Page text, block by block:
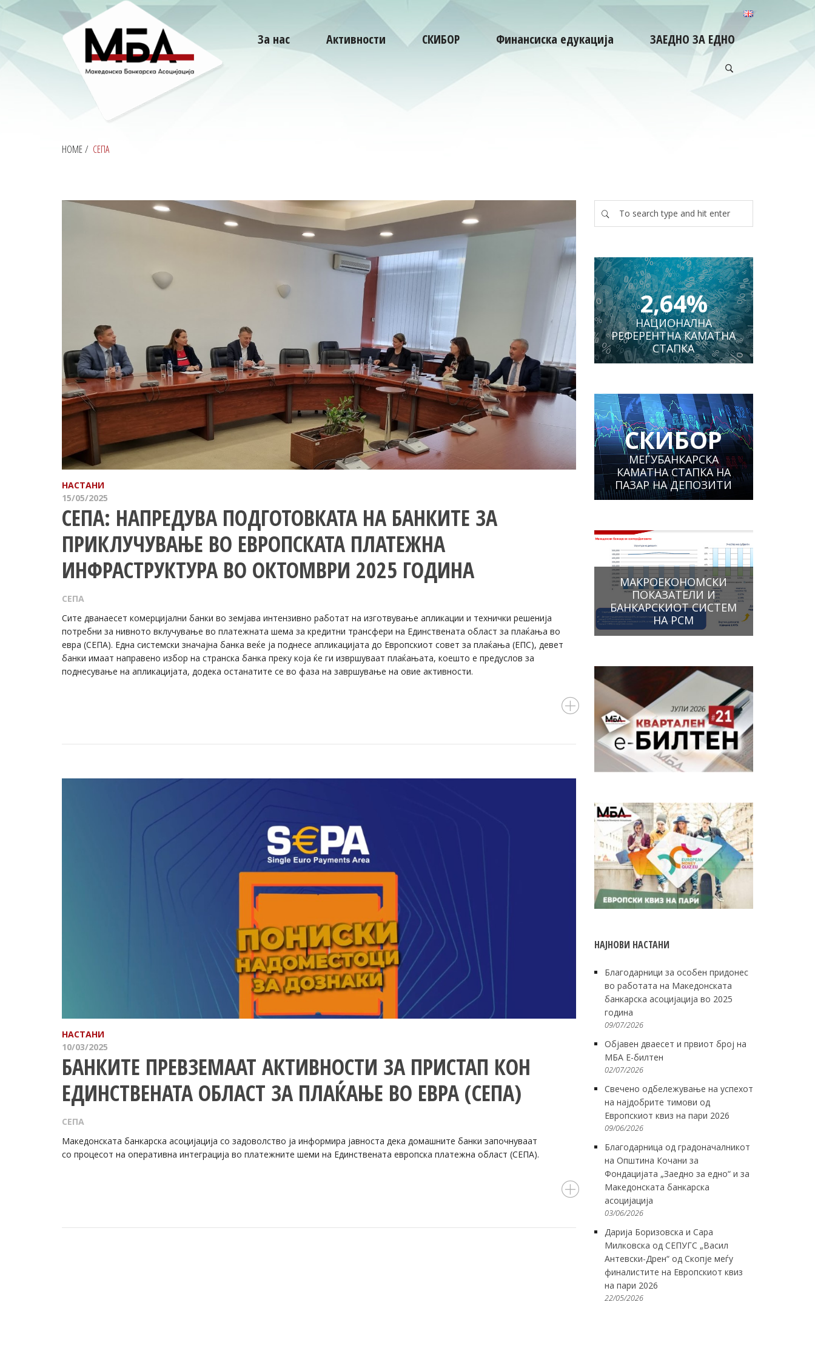
За нас Активности СКИБОР Финансиска едукација ЗАЕДНО ЗА ЕДНО
HOME/ СЕПА
НАСТАНИ
15/05/2025
СЕПА: НАПРЕДУВА ПОДГОТОВКАТА НА БАНКИТЕ ЗА
ПРИКЛУЧУВАЊЕ ВО ЕВРОПСКАТА ПЛАТЕЖНА
ИНФРАСТРУКТУРА ВО ОКТОМВРИ 2025 ГОДИНА
СЕПА
Сите дванаесет комерцијални банки во земјава интензивно работат на изготвување апликации и технички решенија
потребни за нивното вклучување во платежната шема за кредитни трансфери на Единствената област за плаќања во
евра (СЕПА). Една системски значајна банка веќе ја поднесе апликацијата до Европскиот совет за плаќања (ЕПС), девет
банки имаат направено избор на странска банка преку која ќе ги извршуваат плаќањата, коешто е предуслов за
поднесување на апликацијата, додека останатите се во фаза на завршување на овие активности.
НАСТАНИ
10/03/2025
БАНКИТЕ ПРЕВЗЕМААТ АКТИВНОСТИ ЗА ПРИСТАП КОН
ЕДИНСТВЕНАТА ОБЛАСТ ЗА ПЛАЌАЊЕ ВО ЕВРА (СЕПА)
СЕПА
Македонската банкарска асоцијација со задоволство ја информира јавноста дека домашните банки започнуваат
со процесот на оперативна интеграција во платежните шеми на Единствената европска платежна област (СЕПА).
2,64%
НАЦИОНАЛНА
РЕФЕРЕНТНА КАМАТНА
СТАПКА
СКИБОР
МЕЃУБАНКАРСКА
КАМАТНА СТАПКА НА
ПАЗАР НА ДЕПОЗИТИ
МАКРОЕКОНОМСКИ
ПОКАЗАТЕЛИ И
БАНКАРСКИОТ СИСТЕМ
НА РСМ
НАЈНОВИ НАСТАНИ
Благодарници за особен придонес
во работата на Македонската
банкарска асоцијација во 2025
година
09/07/2026
Објавен дваесет и првиот број на
МБА Е-билтен
02/07/2026
Свечено одбележување на успехот
на најдобрите тимови од
Европскиот квиз на пари 2026
09/06/2026
Благодарница од градоначалникот
на Општина Кочани за
Фондацијата „Заедно за едно“ и за
Македонската банкарска
асоцијација
03/06/2026
Дарија Боризовска и Сара
Милковска од СЕПУГС „Васил
Антевски-Дрен“ од Скопје меѓу
финалистите на Европскиот квиз
на пари 2026
22/05/2026